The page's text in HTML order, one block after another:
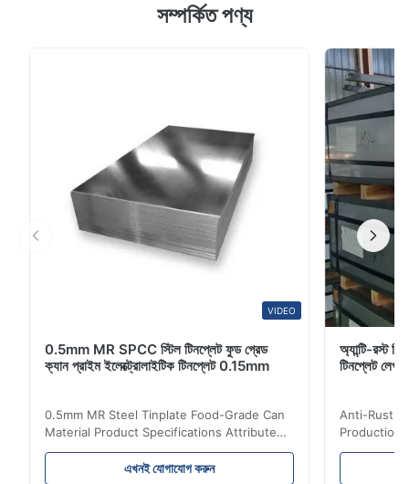
গ্যালভানাইজড কয়েল হল একটি উচ্চ-মানের কালার-কোটেড স্টিল পণ্য যা বিভিন্ন
মান পণ্যের নাম ০.৮মিমি পিপিজিএল গ্যালভালুম কয়েল আবহাওয়া প্রতিরোধী
সম্পর্কিত পণ্য
VIDEO
0.5mm MR SPCC স্টিল টিনপ্লেট ফুড গ্রেড
ক্যান প্রাইম ইলেক্ট্রোলাইটিক টিনপ্লেট 0.15mm
0.5mm MR Steel Tinplate Food-Grade Can
Material Product Specifications Attribute
Value Product Name 0.5mm MR Steel
Tinplate Food-Grade Can Material Material
এখনই যোগাযোগ করুন
অ্যান্টি-রস্ট
টিনপ্লেট লেপ
Anti-Rust
Production
Value